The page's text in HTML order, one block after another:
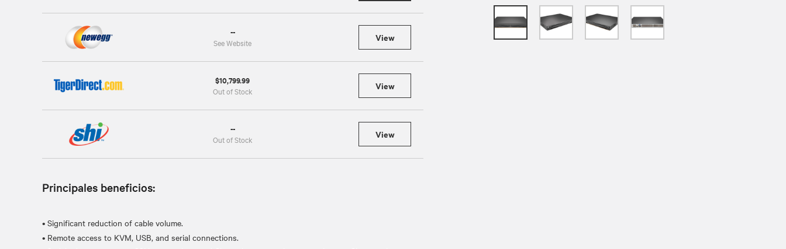
--
See Website View
$10,799.99
Out of Stock View
--
Out of Stock View
Principales beneficios:
• Significant reduction of cable volume.
• Remote access to KVM, USB, and serial connections.